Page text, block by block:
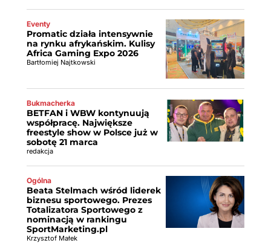
Eventy
Promatic działa intensywnie
na rynku afrykańskim. Kulisy
Africa Gaming Expo 2026
Bartłomiej Najtkowski
Bukmacherka
BETFAN i WBW kontynuują
współpracę. Największe
freestyle show w Polsce już w
sobotę 21 marca
redakcja
Ogólna
Beata Stelmach wśród liderek
biznesu sportowego. Prezes
Totalizatora Sportowego z
nominacją w rankingu
SportMarketing.pl
Krzysztof Małek